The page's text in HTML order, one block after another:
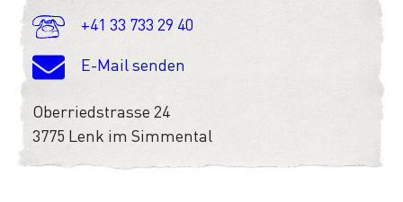
+41 33 733 29 40
E-Mail senden
Oberriedstrasse 24
3775 Lenk im Simmental